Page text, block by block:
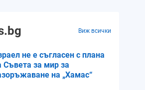
Виж всички
не е съгласен с плана
Съвета за мир за
на „Хамас“